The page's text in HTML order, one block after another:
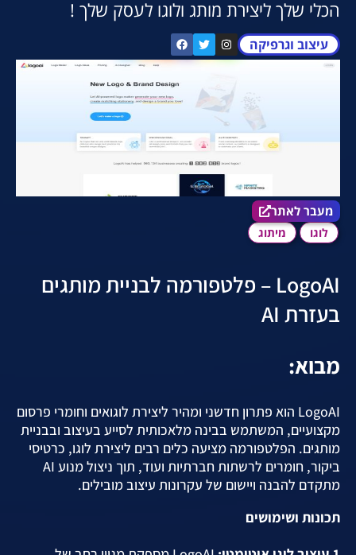
הכלי שלך ליצירת מותג ולוגו לעסק שלך !
עיצוב וגרפיקה
מעבר לאתר הכלי
לוגו מיתוג
מעבר לאתר
LogoAI – פלטפורמה לבניית מותגים
בעזרת AI
מבוא:
LogoAI הוא פתרון חדשני ומהיר ליצירת לוגואים וחומרי פרסום
מקצועיים, המשתמש בבינה מלאכותית לסייע בעיצוב ובבניית
מותגים. הפלטפורמה מציעה כלים רבים ליצירת לוגו, כרטיסי
ביקור, חומרים לרשתות חברתיות ועוד, תוך ניצול מנוע AI
מתקדם להבנה ויישום של עקרונות עיצוב מובילים.
תכונות ושימושים